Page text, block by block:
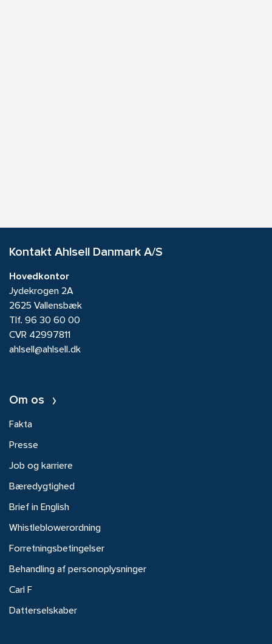
Kontakt Ahlsell Danmark A/S
Hovedkontor
Jydekrogen 2A
2625 Vallensbæk
Tlf. 96 30 60 00
CVR 42997811
ahlsell@ahlsell.dk
Om os
Fakta
Presse
Job og karriere
Bæredygtighed
Brief in English
Whistleblowerordning
Forretningsbetingelser
Behandling af personoplysninger
Carl F
Datterselskaber